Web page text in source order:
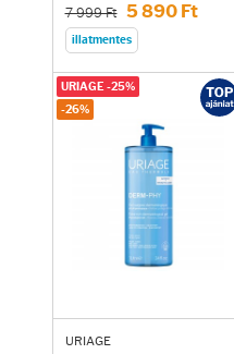
7 999 Ft 5 890 Ft
illatmentes
URIAGE
URIAGE -25%
-26%
Napozás után
AZ ÖSSZES TERMÉK